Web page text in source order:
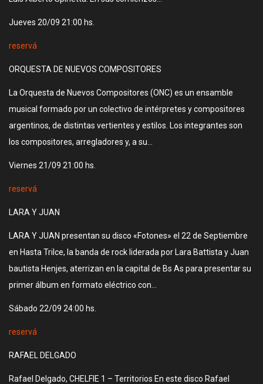
Jueves 20/09 21:00 hs.
reservá
ORQUESTA DE NUEVOS COMPOSITORES
La Orquesta de Nuevos Compositores (ONC) es un ensamble
musical formado por un colectivo de intérpretes y compositores
argentinos, de distintas vertientes y estilos. Los integrantes son
los compositores, arregladores y, a su…
Viernes 21/09 21:00 hs.
reservá
LARA Y JUAN
LARA Y JUAN presentan su disco «Fotones» el 22 de Septiembre
en Hasta Trilce, la banda de rock liderada por Lara Battista y Juan
bautista Henjes, aterrizan en la capital de Bs As para presentar su
primer álbum en formato eléctrico con…
Sábado 22/09 24:00 hs.
reservá
RAFAEL DELGADO
Rafael Delgado, CHELFIE 1 – Territorios En este disco Rafael